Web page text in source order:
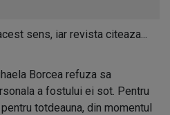
sens, iar revista citeaza...
Borcea refuza sa
a fostului ei sot. Pentru
totdeauna, din momentul